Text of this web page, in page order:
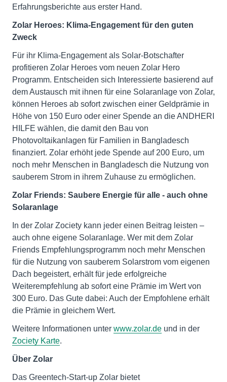
Erfahrungsberichte aus erster Hand.
Zolar Heroes: Klima-Engagement für den guten
Zweck
Für ihr Klima-Engagement als Solar-Botschafter
profitieren Zolar Heroes vom neuen Zolar Hero
Programm. Entscheiden sich Interessierte basierend auf
dem Austausch mit ihnen für eine Solaranlage von Zolar,
können Heroes ab sofort zwischen einer Geldprämie in
Höhe von 150 Euro oder einer Spende an die ANDHERI
HILFE wählen, die damit den Bau von
Photovoltaikanlagen für Familien in Bangladesch
finanziert. Zolar erhöht jede Spende auf 200 Euro, um
noch mehr Menschen in Bangladesch die Nutzung von
sauberem Strom in ihrem Zuhause zu ermöglichen.
Zolar Friends: Saubere Energie für alle - auch ohne
Solaranlage
In der Zolar Zociety kann jeder einen Beitrag leisten –
auch ohne eigene Solaranlage. Wer mit dem Zolar
Friends Empfehlungsprogramm noch mehr Menschen
für die Nutzung von sauberem Solarstrom vom eigenen
Dach begeistert, erhält für jede erfolgreiche
Weiterempfehlung ab sofort eine Prämie im Wert von
300 Euro. Das Gute dabei: Auch der Empfohlene erhält
die Prämie in gleichem Wert.
Weitere Informationen unter www.zolar.de und in der
Zociety Karte.
Über Zolar
Das Greentech-Start-up Zolar bietet